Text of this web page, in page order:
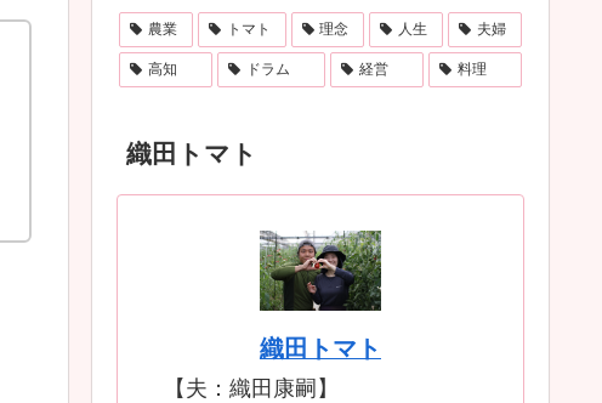
農業 トマト 理念 人生 夫婦
高知 ドラム 経営 料理
織田トマト
織田トマト
【夫：織田康嗣】